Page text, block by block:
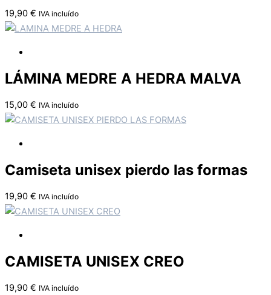
19,90 € IVA incluído
LÁMINA MEDRE A HEDRA MALVA
15,00 € IVA incluído
Camiseta unisex pierdo las formas
19,90 € IVA incluído
CAMISETA UNISEX CREO
19,90 € IVA incluído